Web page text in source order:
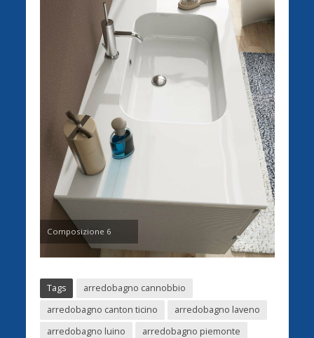
Composizione 6
Tags
arredobagno cannobbio
arredobagno canton ticino
arredobagno laveno
arredobagno luino
arredobagno piemonte